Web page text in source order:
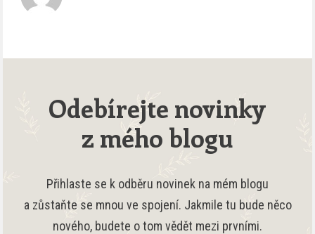
Odebírejte novinky
z mého blogu
Přihlaste se k odběru novinek na mém blogu
a zůstaňte se mnou ve spojení. Jakmile tu bude něco
nového, budete o tom vědět mezi prvními.